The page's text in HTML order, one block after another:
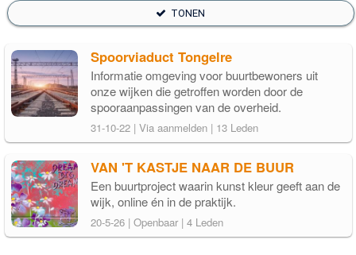
TONEN
Spoorviaduct Tongelre
Informatie omgeving voor buurtbewoners uit
onze wijken die getroffen worden door de
spooraanpassingen van de overheid.
31-10-22 | Via aanmelden | 13 Leden
VAN 'T KASTJE NAAR DE BUUR
Een buurtproject waarin kunst kleur geeft aan de
wijk, online én in de praktijk.
20-5-26 | Openbaar | 4 Leden